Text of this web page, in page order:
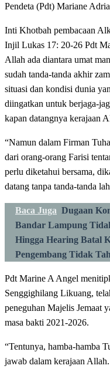
Pendeta (Pdt) Mariane
Inti Khotbah pembacaan
Injil Lukas 17: 20-26 Pdt
Allah ada diantara umat
sudah tanda-tanda akhir
situasi dan kondisi dunia
diingatkan untuk berjaga-
kapan datangnya kerajaan
“Namun dalam Firman
dari orang-orang Farisi
perlu diketahui bersama,
datang tanpa tanda-tanda
Baca Juga Dugaan
Bandar Lampung
Hingga Hearing Batal
Pengembang Tidak
Pdt Marine A Angel
Senggighilang Likuang,
peneguhan Majelis Jemaat
masa bakti 2021-2026.
“Tentunya, hamba-hamba
jawab dalam kerajaan